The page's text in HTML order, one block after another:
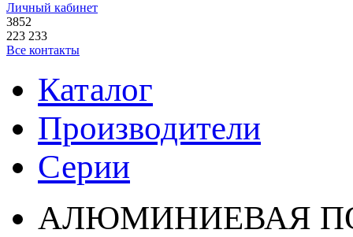
Личный кабинет
3852
223 233
Все контакты
Каталог
Производители
Серии
АЛЮМИНИЕВАЯ